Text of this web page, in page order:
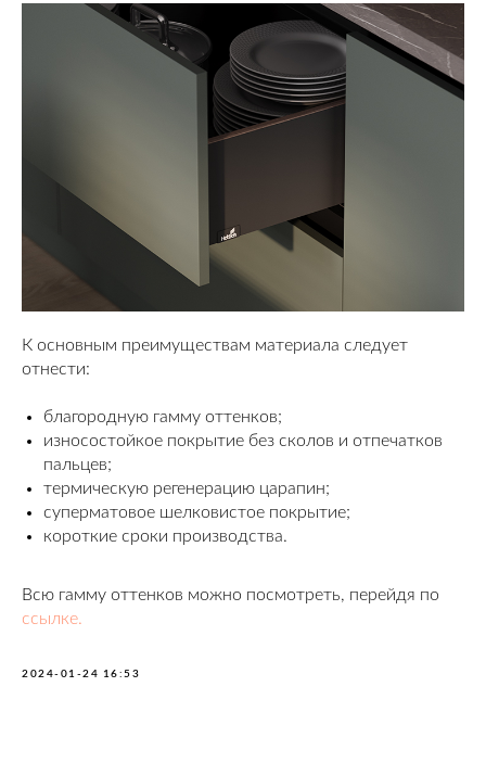
К основным преимуществам материала следует
отнести:
благородную гамму оттенков;
износостойкое покрытие без сколов и отпечатков
пальцев;
термическую регенерацию царапин;
суперматовое шелковистое покрытие;
короткие сроки производства.
Всю гамму оттенков можно посмотреть, перейдя по
ссылке.
2024-01-24 16:53